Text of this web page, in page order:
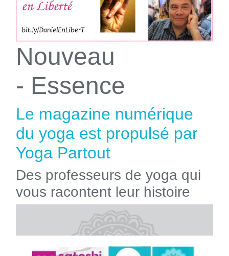
Nouveau
- Essence
Le magazine numérique
du yoga est propulsé par
Yoga Partout
Des professeurs de yoga qui
vous racontent leur histoire